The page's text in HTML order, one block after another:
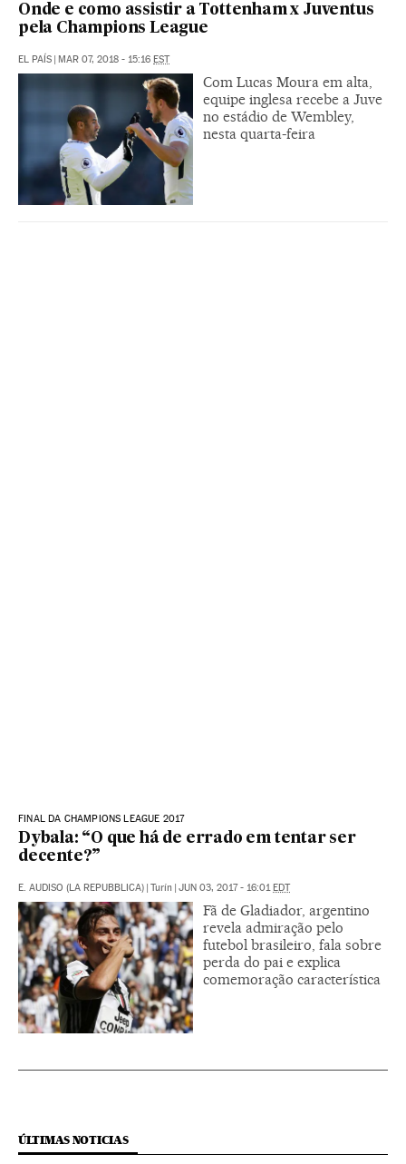
Onde e como assistir a Tottenham x Juventus
pela Champions League
EL PAÍS MAR 07, 2018 - 15:16 EST
Com Lucas Moura em alta,
equipe inglesa recebe a Juve
no estádio de Wembley,
nesta quarta-feira
FINAL DA CHAMPIONS LEAGUE 2017
Dybala: “O que há de errado em tentar ser
decente?”
E. AUDISO (LA REPUBBLICA) Turín JUN 03, 2017 - 16:01 EDT
Fã de Gladiador, argentino
revela admiração pelo
futebol brasileiro, fala sobre
perda do pai e explica
comemoração característica
ÚLTIMAS NOTICIAS